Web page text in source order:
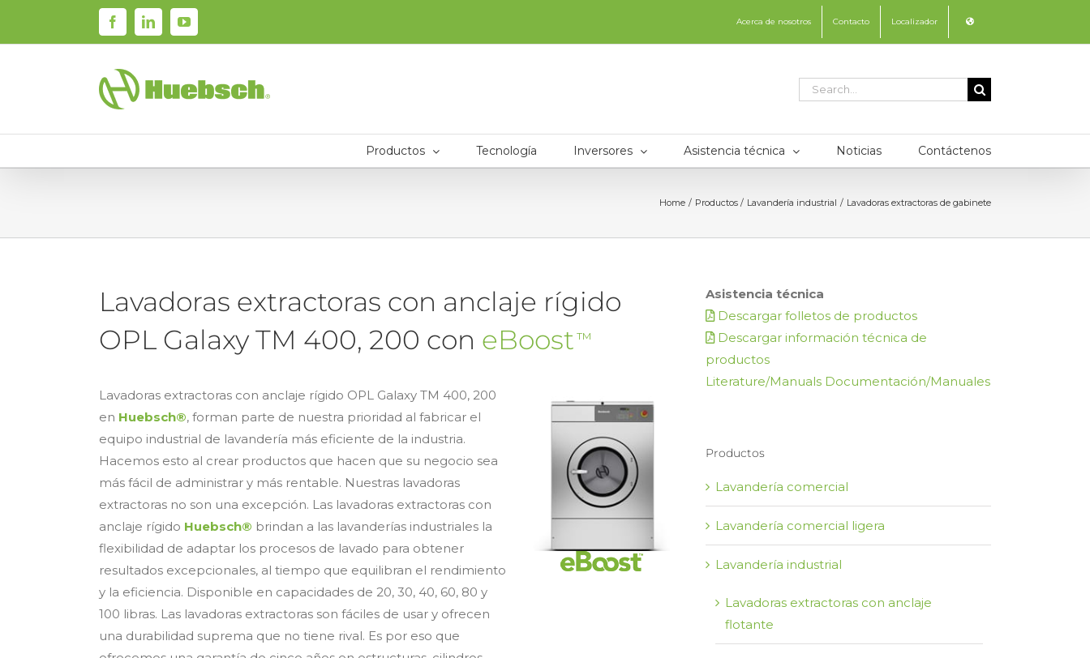
FacebookLinkedInYouTube Acerca de nosotros Contacto Localizador
Search
Productos Tecnología Inversores Asistencia técnica Noticias Contáctenos
Home Productos Lavandería industrial Lavadoras extractoras de gabinete
Lavadoras extractoras con anclaje rígido
OPL Galaxy TM 400, 200 con eBoost TM
Lavadoras extractoras con anclaje rígido OPL Galaxy TM 400, 200
en Huebsch®, forman parte de nuestra prioridad al fabricar el
equipo industrial de lavandería más eficiente de la industria.
Hacemos esto al crear productos que hacen que su negocio sea
más fácil de administrar y más rentable. Nuestras lavadoras
extractoras no son una excepción. Las lavadoras extractoras con
anclaje rígido Huebsch® brindan a las lavanderías industriales la
flexibilidad de adaptar los procesos de lavado para obtener
resultados excepcionales, al tiempo que equilibran el rendimiento
y la eficiencia. Disponible en capacidades de 20, 30, 40, 60, 80 y
100 libras. Las lavadoras extractoras son fáciles de usar y ofrecen
una durabilidad suprema que no tiene rival. Es por eso que
Asistencia técnica
Descargar folletos de productos
Descargar información técnica de
productos
Literature/Manuals Documentación/Manuales
Productos
Lavandería comercial
Lavandería comercial ligera
Lavandería industrial
Lavadoras extractoras con anclaje
flotante